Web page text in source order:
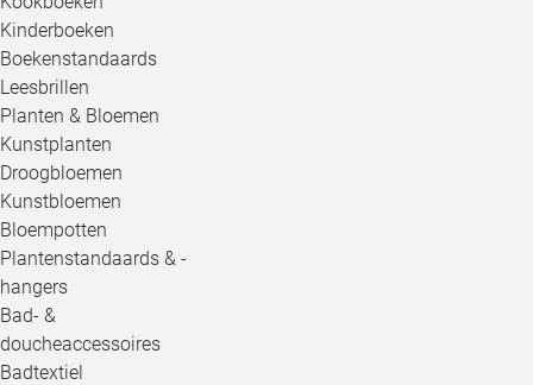
Kinderboeken
Boekenstandaards
Leesbrillen
Planten & Bloemen
Kunstplanten
Droogbloemen
Kunstbloemen
Bloempotten
Plantenstandaards & -
hangers
Bad- &
doucheaccessoires
Badtextiel